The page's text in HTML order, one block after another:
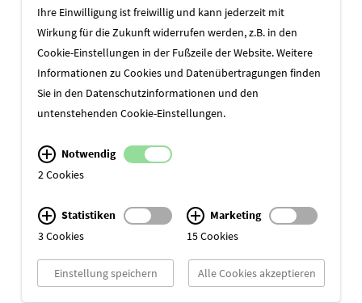
Ihre Einwilligung ist freiwillig und kann jederzeit mit
Wirkung für die Zukunft widerrufen werden, z.B. in den
Cookie-Einstellungen in der Fußzeile der Website. Weitere
Informationen zu Cookies und Datenübertragungen finden
Sie in den Datenschutzinformationen und den
untenstehenden Cookie-Einstellungen.
Notwendig
2 Cookies
Statistiken
3 Cookies
Marketing
15 Cookies
Einstellung speichern Alle Cookies akzeptieren